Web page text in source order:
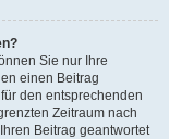
Sie nur Ihre
einen Beitrag
den entsprechenden
Zeitraum nach
Beitrag geantwortet